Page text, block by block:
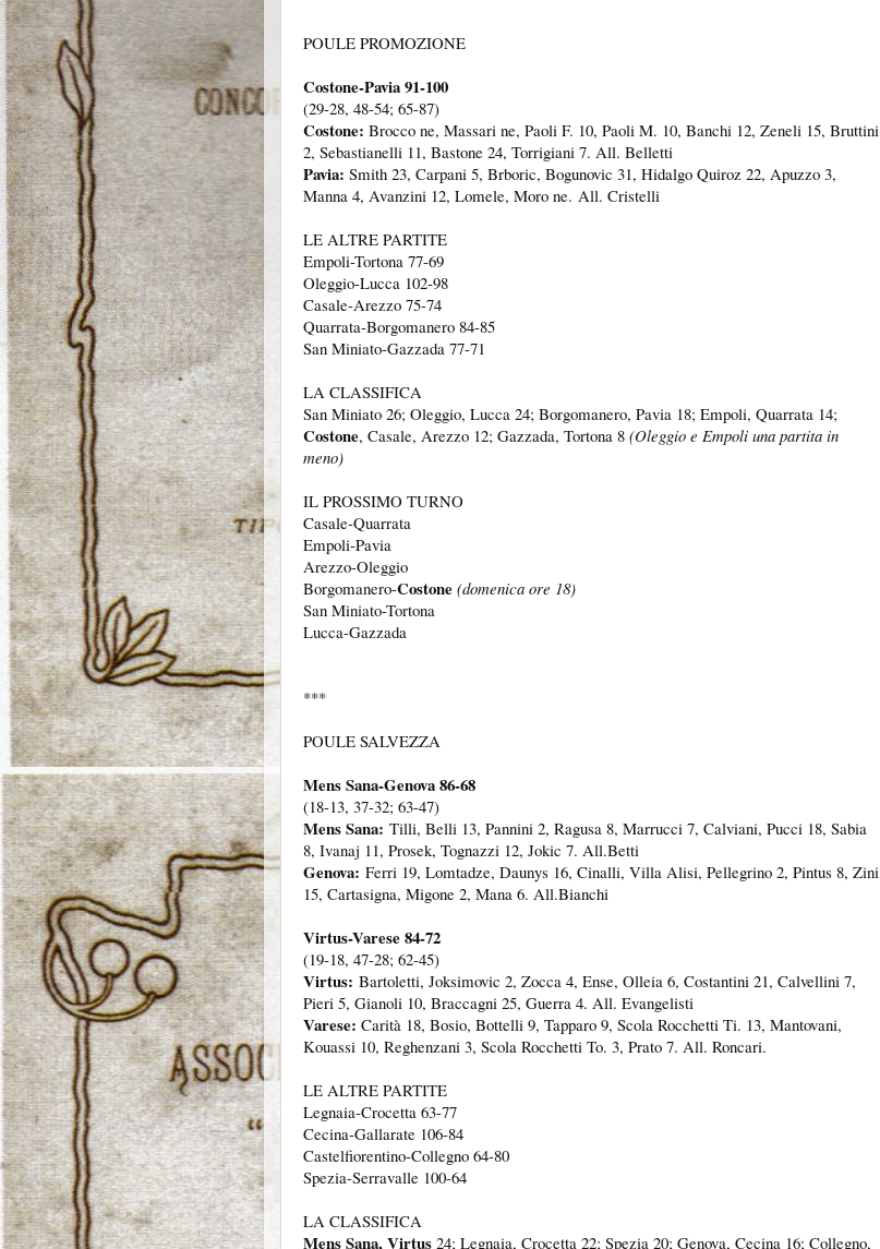
POULE PROMOZIONE
Costone-Pavia 91-100
(29-28, 48-54; 65-87)
Costone: Brocco ne, Massari ne, Paoli F. 10, Paoli M. 10, Banchi 12, Zeneli 15, Bruttini
2, Sebastianelli 11, Bastone 24, Torrigiani 7. All. Belletti
Pavia: Smith 23, Carpani 5, Brboric, Bogunovic 31, Hidalgo Quiroz 22, Apuzzo 3,
Manna 4, Avanzini 12, Lomele, Moro ne. All. Cristelli
LE ALTRE PARTITE
Empoli-Tortona 77-69
Oleggio-Lucca 102-98
Casale-Arezzo 75-74
Quarrata-Borgomanero 84-85
San Miniato-Gazzada 77-71
LA CLASSIFICA
San Miniato 26; Oleggio, Lucca 24; Borgomanero, Pavia 18; Empoli, Quarrata 14;
Costone, Casale, Arezzo 12; Gazzada, Tortona 8 (Oleggio e Empoli una partita in
meno)
IL PROSSIMO TURNO
Casale-Quarrata
Empoli-Pavia
Arezzo-Oleggio
Borgomanero-Costone (domenica ore 18)
San Miniato-Tortona
Lucca-Gazzada
***
POULE SALVEZZA
Mens Sana-Genova 86-68
(18-13, 37-32; 63-47)
Mens Sana: Tilli, Belli 13, Pannini 2, Ragusa 8, Marrucci 7, Calviani, Pucci 18, Sabia
8, Ivanaj 11, Prosek, Tognazzi 12, Jokic 7. All.Betti
Genova: Ferri 19, Lomtadze, Daunys 16, Cinalli, Villa Alisi, Pellegrino 2, Pintus 8, Zini
15, Cartasigna, Migone 2, Mana 6. All.Bianchi
Virtus-Varese 84-72
(19-18, 47-28; 62-45)
Virtus: Bartoletti, Joksimovic 2, Zocca 4, Ense, Olleia 6, Costantini 21, Calvellini 7,
Pieri 5, Gianoli 10, Braccagni 25, Guerra 4. All. Evangelisti
Varese: Carità 18, Bosio, Bottelli 9, Tapparo 9, Scola Rocchetti Ti. 13, Mantovani,
Kouassi 10, Reghenzani 3, Scola Rocchetti To. 3, Prato 7. All. Roncari.
LE ALTRE PARTITE
Legnaia-Crocetta 63-77
Cecina-Gallarate 106-84
Castelfiorentino-Collegno 64-80
Spezia-Serravalle 100-64
LA CLASSIFICA
Mens Sana, Virtus 24; Legnaia, Crocetta 22; Spezia 20; Genova, Cecina 16; Collegno,